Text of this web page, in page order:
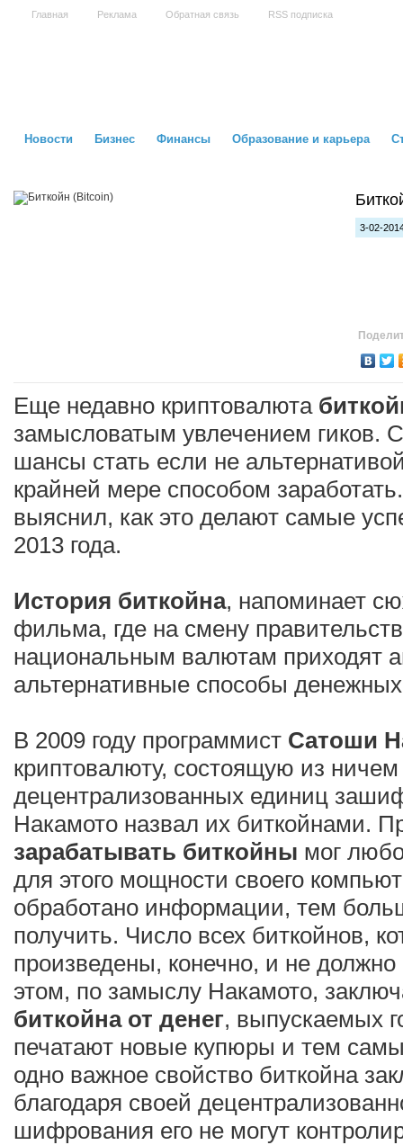
Главная Реклама Обратная связь RSS подписка
Новости Бизнес Финансы Образование и карьера
3-02-
Еще недавно криптовалюта
замысловатым увлечением гиков.
шансы стать если не
крайней мере способом
выяснил, как это делают самые
2013 года.
История биткойна, напоминает
фильма, где на смену
национальным валютам приходят
альтернативные способы
В 2009 году программист Сатоши
криптовалюту, состоящую из
децентрализованных единиц
Накамото назвал их биткойнами.
зарабатывать биткойны мог
для этого мощности своего
обработано информации, тем
получить. Число всех биткойнов,
произведены, конечно, и не
этом, по замыслу Накамото,
биткойна от денег, выпускаемых
печатают новые купюры и тем
одно важное свойство биткойна
благодаря своей
шифрования его не могут